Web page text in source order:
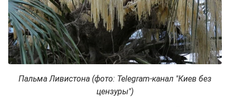
Пальма Ливистона (фото: Telegram-канал "Киев без
цензуры")